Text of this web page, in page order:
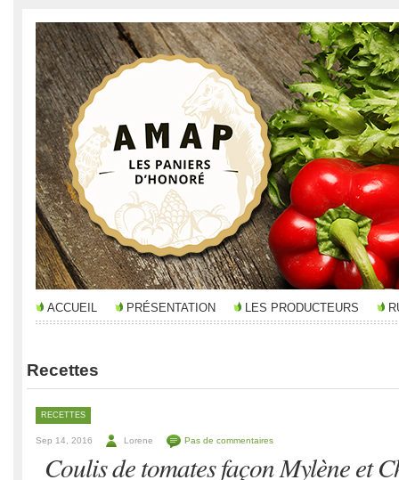
ACCUEIL PRÉSENTATION LES PRODUCTEURS
Recettes
RECETTES
Sep 14, 2016 Lorene Pas de commentaires
Coulis de tomates façon Mylène et